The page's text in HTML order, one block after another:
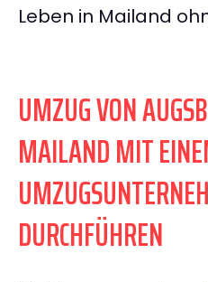
Leben in Mailand
UMZUG VON
MAILAND MIT
DURCHFÜHREN